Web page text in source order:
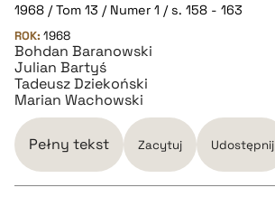
BIBTEX
pobierz cytat
1968 / Tom 13 / Numer 1 / s. 158 - 163
ROK: 1968
Bohdan Baranowski
Julian Bartyś
Tadeusz Dziekoński
Marian Wachowski
Pełny tekst Zacytuj Udostępnij